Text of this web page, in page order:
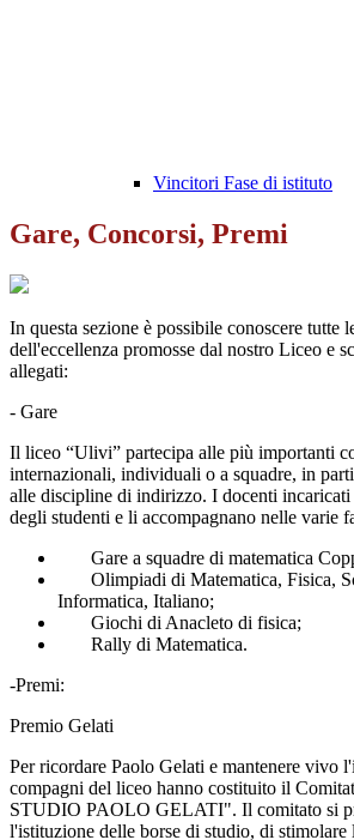
Vincitori Fase di istituto
Gare, Concorsi, Premi
In questa sezione è possibile conoscere tutte
dell'eccellenza promosse dal nostro Liceo e
allegati:
- Gare
Il liceo “Ulivi” partecipa alle più importanti
internazionali, individuali o a squadre, in
alle discipline di indirizzo. I docenti incaricati
degli studenti e li accompagnano nelle varie
Gare a squadre di matematica
Olimpiadi di Matematica, Fisica,
Informatica, Italiano;
Giochi di Anacleto di fisica;
Rally di Matematica.
-Premi:
Premio Gelati
Per ricordare Paolo Gelati e mantenere vivo
compagni del liceo hanno costituito il
STUDIO PAOLO GELATI". Il comitato si
l'istituzione delle borse di studio, di